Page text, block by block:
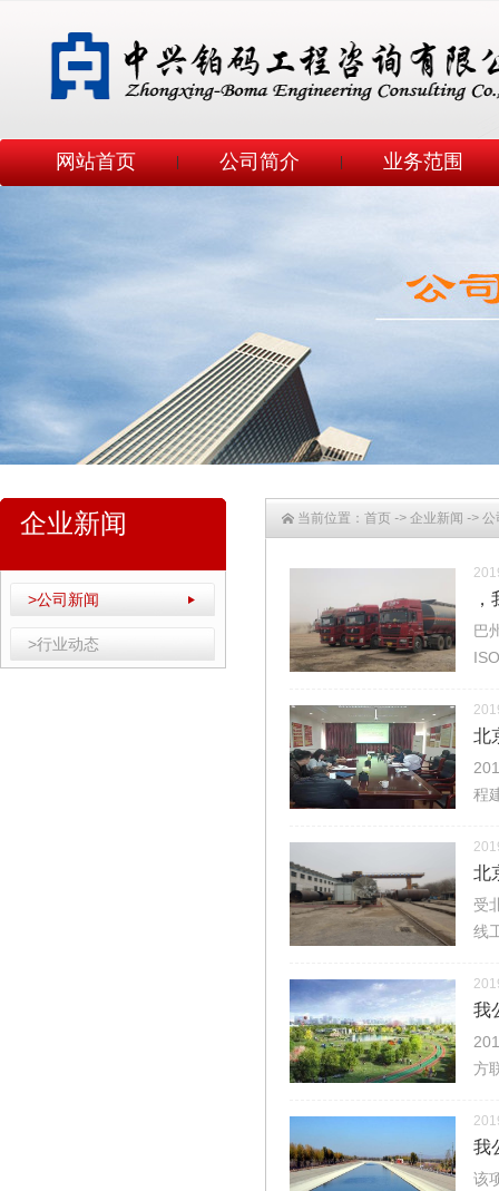
网站首页 公司简介 业务范围
企业新闻
>公司新闻
>行业动态
当前位置： 首页 -> 企业新闻 -> 公
巴
北
程
北
受
线
我
方
我
该